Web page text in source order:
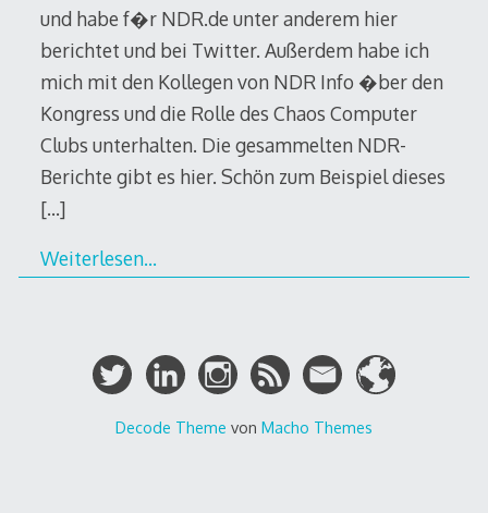
und habe f�r NDR.de unter anderem hier
berichtet und bei Twitter. Außerdem habe ich
mich mit den Kollegen von NDR Info �ber den
Kongress und die Rolle des Chaos Computer
Clubs unterhalten. Die gesammelten NDR-
Berichte gibt es hier. Schön zum Beispiel dieses
[…]
Weiterlesen…
Decode Theme von Macho Themes